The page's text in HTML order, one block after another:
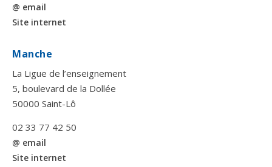
@ email
Site internet
Manche
La Ligue de l’enseignement
5, boulevard de la Dollée
50000 Saint-Lô
02 33 77 42 50
@ email
Site internet